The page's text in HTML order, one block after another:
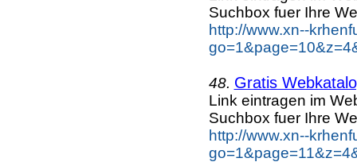
Suchbox fuer Ihre
http://www.xn--
48. Gratis
Link eintragen im
Suchbox fuer Ihre
http://www.xn--